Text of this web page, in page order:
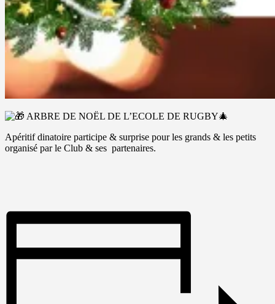
ARBRE DE NOËL DE L’ECOLE DE RUGBY🎄
Apéritif dinatoire participe & surprise pour les grands & les petits
organisé par le Club & ses partenaires.